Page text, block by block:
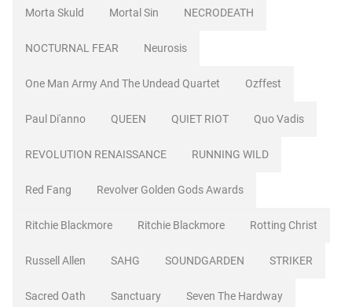
Morta Skuld Mortal Sin NECRODEATH
NOCTURNAL FEAR Neurosis
One Man Army And The Undead Quartet Ozffest
Paul Di'anno QUEEN QUIET RIOT Quo Vadis
REVOLUTION RENAISSANCE RUNNING WILD
Red Fang Revolver Golden Gods Awards
Ritchie Blackmore Ritchie Blackmore Rotting Christ
Russell Allen SAHG SOUNDGARDEN STRIKER
Sacred Oath Sanctuary Seven The Hardway